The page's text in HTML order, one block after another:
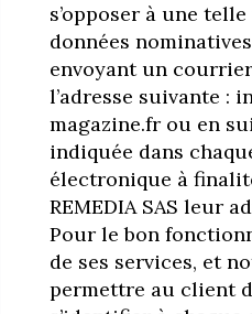
s’opposer à une
données
envoyant un
l’adresse suivante :
magazine.fr ou en
indiquée dans
électronique à
REMEDIA SAS leur
Pour le bon
de ses services, et
permettre au client